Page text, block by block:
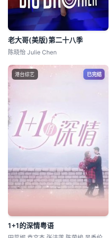
老大哥(美版)第二十八季
陈晓怡 Julie Chen
港台综艺 已完结
1+1的深情粤语